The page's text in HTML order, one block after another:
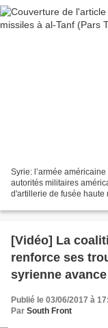
Syrie: l’armée
autorités militaires
d'artillerie de fusée haute
[Vidéo] La
renforce ses
syrienne
Publié le 03/06/2017 à
Par South Front